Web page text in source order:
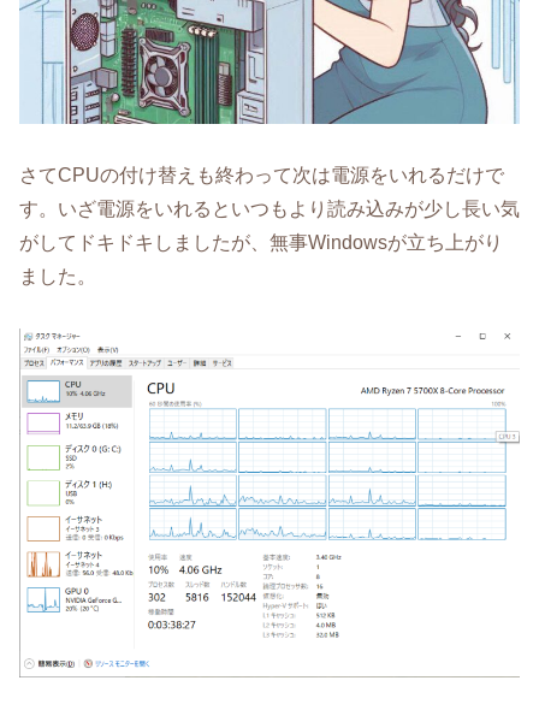
さてCPUの付け替えも終わって次は電源をいれるだけで
す。いざ電源をいれるといつもより読み込みが少し長い気
がしてドキドキしましたが、無事Windowsが立ち上がり
ました。